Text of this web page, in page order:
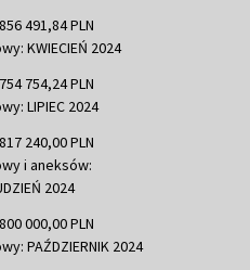
491,84 PLN
KWIECIEŃ 2024
754,24 PLN
LIPIEC 2024
240,00 PLN
i aneksów:
2024
000,00 PLN
PAŹDZIERNIK 2024